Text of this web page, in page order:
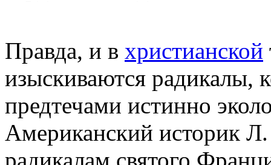
Правда, и в христианской
изыскиваются радикалы,
предтечами истинно
Американский историк
радикалам святого